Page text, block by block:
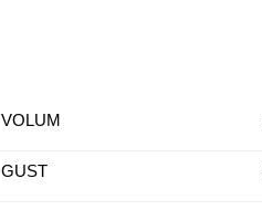
VOLUM
GUST